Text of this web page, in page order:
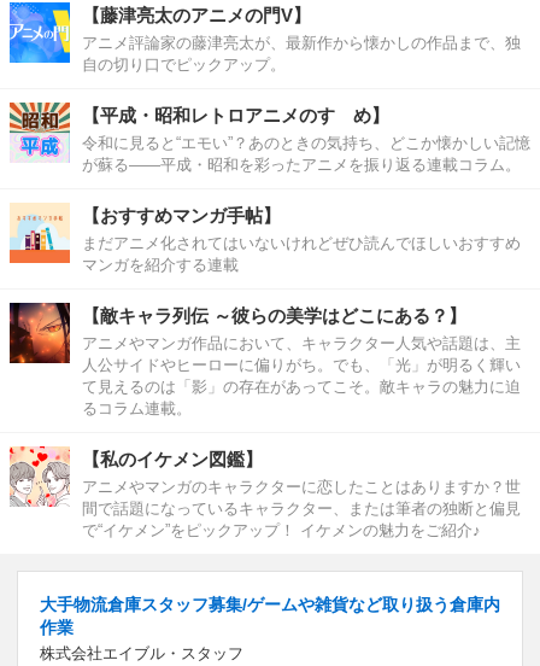
【藤津亮太のアニメの門V】
アニメ評論家の藤津亮太が、最新作から懐かしの作品まで、独
自の切り口でピックアップ。
【平成・昭和レトロアニメのすゝめ】
令和に見ると“エモい”？あのときの気持ち、どこか懐かしい記憶
が蘇る――平成・昭和を彩ったアニメを振り返る連載コラム。
【おすすめマンガ手帖】
まだアニメ化されてはいないけれどぜひ読んでほしいおすすめ
マンガを紹介する連載
【敵キャラ列伝 ～彼らの美学はどこにある？】
アニメやマンガ作品において、キャラクター人気や話題は、主
人公サイドやヒーローに偏りがち。でも、「光」が明るく輝い
て見えるのは「影」の存在があってこそ。敵キャラの魅力に迫
るコラム連載。
【私のイケメン図鑑】
アニメやマンガのキャラクターに恋したことはありますか？世
間で話題になっているキャラクター、または筆者の独断と偏見
で“イケメン”をピックアップ！ イケメンの魅力をご紹介♪
大手物流倉庫スタッフ募集/ゲームや雑貨など取り扱う倉庫内
作業
株式会社エイブル・スタッフ